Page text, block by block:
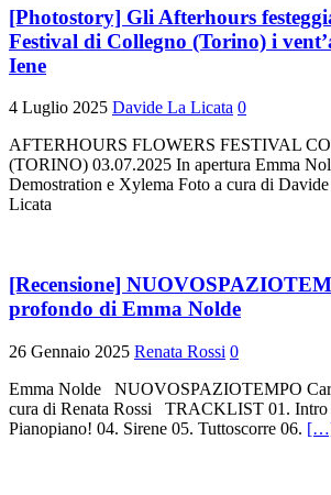
[Photostory] Gli Afterhours
Festival di Collegno (Torino) i
Iene
4 Luglio 2025 Davide La Licata 0
AFTERHOURS FLOWERS FESTIVAL
(TORINO) 03.07.2025 In apertura Emma
Demostration e Xylema Foto a cura di
Licata
[Recensione]
profondo di Emma Nolde
26 Gennaio 2025 Renata Rossi 0
Emma Nolde NUOVOSPAZIOTEMPO
cura di Renata Rossi TRACKLIST 01. Intro
Pianopiano! 04. Sirene 05. Tuttoscorre 06.